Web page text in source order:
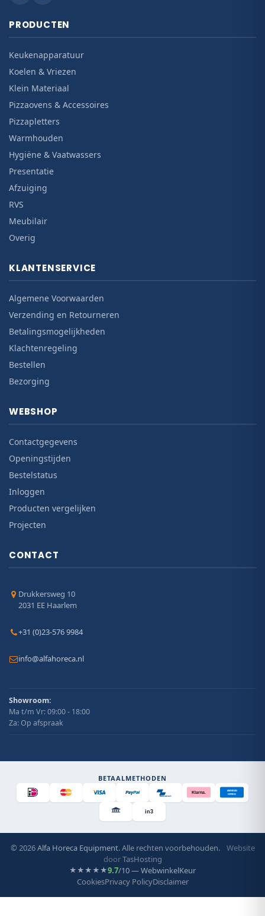
PRODUCTEN
Keukenapparatuur
Koelen & Vriezen
Klein Materiaal
Pizzaovens & Accessoires
Pizzapletters
Warmhouden
Hygiëne & Vaatwassers
Presentatie
Afzuiging
RVS
Meubilair
Overig
KLANTENSERVICE
Algemene Voorwaarden
Verzending en Retourneren
Betalingsmogelijkheden
Klachtenregeling
Bestellen
Bezorging
WEBSHOP
Contactgegevens
Openingstijden
Bestelstatus
Inloggen
Producten vergelijken
Projecten
CONTACT
Drukkersweg 10
2031 EE Haarlem
+31 (0)23-576 9984
info@alfahoreca.nl
Showroom:
Ma t/m Vr: 09:00 - 18:00
Za: Op afspraak
BETAALMETHODEN
Bancontact
Klarna.
AMERICAN
EXPRESS
in3
© 2026Alfa Horeca Equipment. Alle rechten voorbehouden.
Website
doorTasHosting
★★★★★9.7/10 — WebwinkelKeur
CookiesPrivacy PolicyDisclaimer